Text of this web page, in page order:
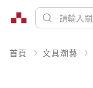
首頁 文具潮藝